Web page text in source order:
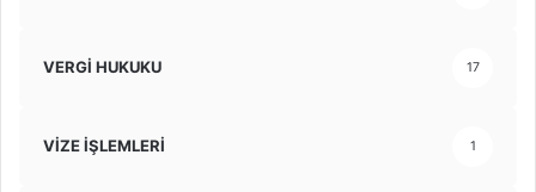
VERGİ HUKUKU 17
VİZE İŞLEMLERİ 1